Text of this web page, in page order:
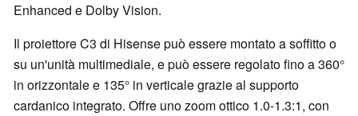
Enhanced e Dolby Vision.
Il proiettore C3 di Hisense può essere montato a soffitto o
su un'unità multimediale, e può essere regolato fino a 360°
in orizzontale e 135° in verticale grazie al supporto
cardanico integrato. Offre uno zoom ottico 1.0-1.3:1, con